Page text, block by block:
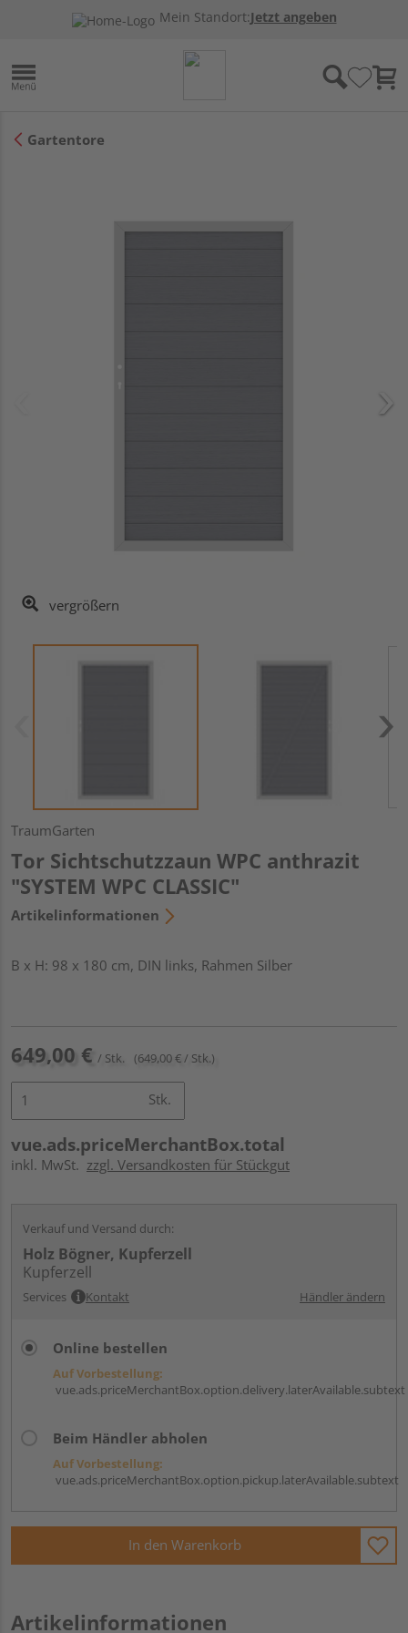
Mein Standort:Jetzt angeben
Gartentore
vergrößern
TraumGarten
Tor Sichtschutzzaun WPC anthrazit
"SYSTEM WPC CLASSIC"
Artikelinformationen
B x H: 98 x 180 cm, DIN links, Rahmen Silber
649,00 € / Stk. (649,00 € / Stk.)
Stk.
vue.ads.priceMerchantBox.total
inkl. MwSt. zzgl. Versandkosten für Stückgut
Verkauf und Versand durch:
Holz Bögner, Kupferzell
Kupferzell
Services Kontakt Händler ändern
Online bestellen
Auf Vorbestellung:
vue.ads.priceMerchantBox.option.delivery.laterAvailable.subtext
Beim Händler abholen
Auf Vorbestellung:
vue.ads.priceMerchantBox.option.pickup.laterAvailable.subtext
In den Warenkorb
Artikelinformationen